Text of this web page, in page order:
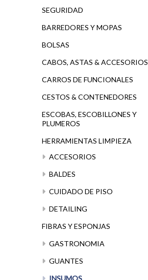
SEGURIDAD
BARREDORES Y MOPAS
BOLSAS
CABOS, ASTAS & ACCESORIOS
CARROS DE FUNCIONALES
CESTOS & CONTENEDORES
ESCOBAS, ESCOBILLONES Y
PLUMEROS
HERRAMIENTAS LIMPIEZA
ACCESORIOS
BALDES
CUIDADO DE PISO
DETAILING
FIBRAS Y ESPONJAS
GASTRONOMIA
GUANTES
INSUMOS